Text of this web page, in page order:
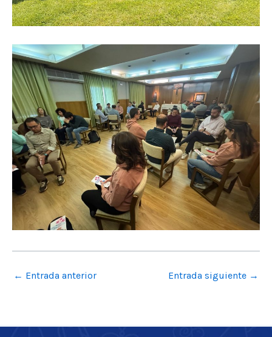
← Entrada anterior Entrada siguiente →